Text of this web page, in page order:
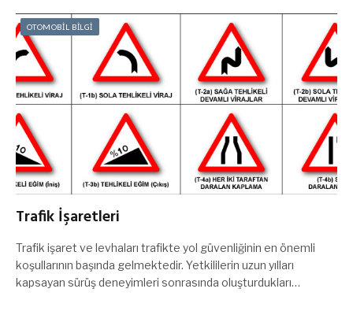
OTOMOBİL BİLGİ
Trafik İşaretleri
Trafik işaret ve levhaları trafikte yol güvenliğinin en önemli
koşullarının başında gelmektedir. Yetkililerin uzun yılları
kapsayan sürüş deneyimleri sonrasında oluşturdukları…